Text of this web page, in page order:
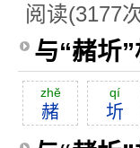
阅读(3177
与“赭圻
zhĕ
赭
qí
圻